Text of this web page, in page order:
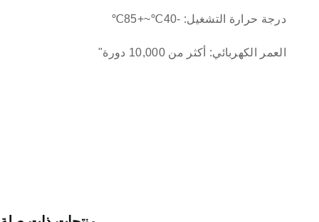
درجة حرارة التشغيل: -40℃~+85℃
العمر الكهربائي: أكثر من 10,000 دورة"